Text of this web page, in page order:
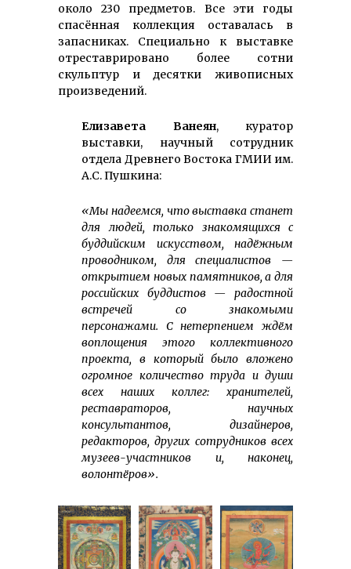
около 230 предметов. Все эти годы
спасённая коллекция оставалась в
запасниках. Специально к выставке
отреставрировано более сотни
скульптур и десятки живописных
произведений.
Елизавета Ванеян, куратор
выставки, научный сотрудник
отдела Древнего Востока ГМИИ им.
А.С. Пушкина:
«Мы надеемся, что выставка станет
для людей, только знакомящихся с
буддийским искусством, надёжным
проводником, для специалистов —
открытием новых памятников, а для
российских буддистов — радостной
встречей со знакомыми
персонажами. С нетерпением ждём
воплощения этого коллективного
проекта, в который было вложено
огромное количество труда и души
всех наших коллег: хранителей,
реставраторов, научных
консультантов, дизайнеров,
редакторов, других сотрудников всех
музеев-участников и, наконец,
волонтёров».